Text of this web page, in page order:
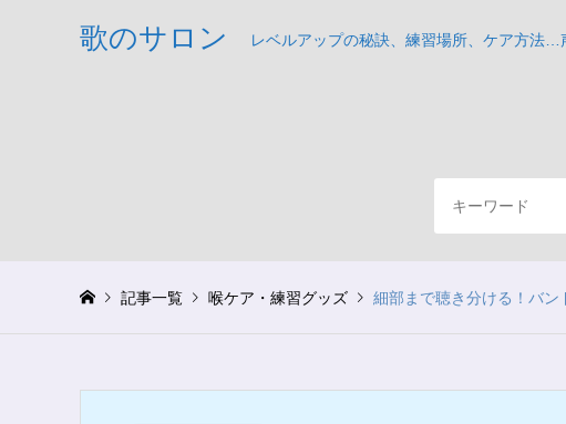
歌のサロン レベルアップの秘訣、練習場所、ケア方法…
記事一覧 喉ケア・練習グッズ 細部まで聴き分ける！バ